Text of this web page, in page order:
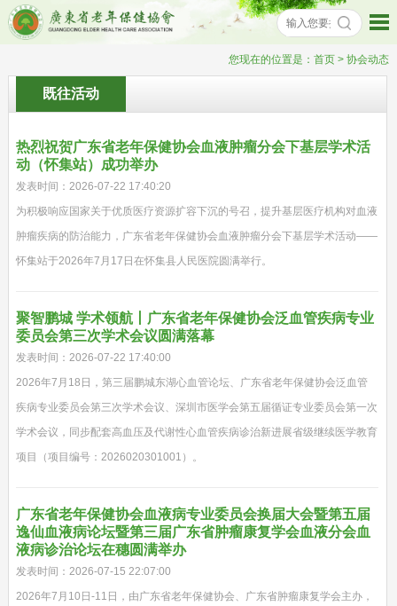
您现在的位置是：首页 > 协会动态
既往活动
热烈祝贺广东省老年保健协会血液肿瘤分会下基层学术活
动（怀集站）成功举办
发表时间：2026-07-22 17:40:20
为积极响应国家关于优质医疗资源扩容下沉的号召，提升基层医疗机构对血液
肿瘤疾病的防治能力，广东省老年保健协会血液肿瘤分会下基层学术活动——
怀集站于2026年7月17日在怀集县人民医院圆满举行。
聚智鹏城 学术领航丨广东省老年保健协会泛血管疾病专业
委员会第三次学术会议圆满落幕
发表时间：2026-07-22 17:40:00
2026年7月18日，第三届鹏城东湖心血管论坛、广东省老年保健协会泛血管
疾病专业委员会第三次学术会议、深圳市医学会第五届循证专业委员会第一次
学术会议，同步配套高血压及代谢性心血管疾病诊治新进展省级继续医学教育
项目（项目编号：2026020301001）。
广东省老年保健协会血液病专业委员会换届大会暨第五届
逸仙血液病论坛暨第三届广东省肿瘤康复学会血液分会血
液病诊治论坛在穗圆满举办
发表时间：2026-07-15 22:07:00
2026年7月10日-11日，由广东省老年保健协会、广东省肿瘤康复学会主办，